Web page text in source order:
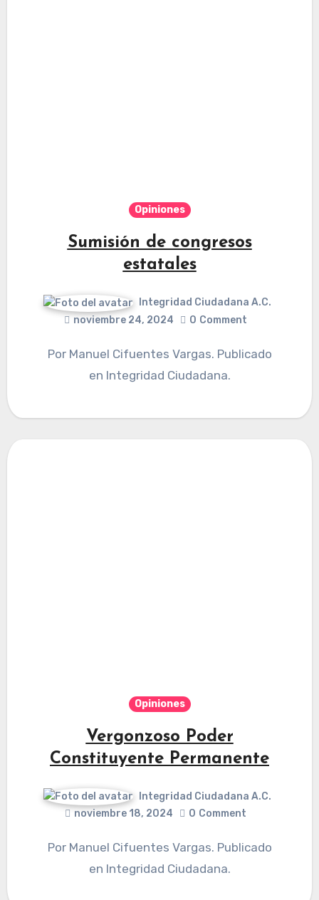
Opiniones
Sumisión de congresos
estatales
Integridad Ciudadana A.C.
noviembre 24, 2024
0 Comment
Por Manuel Cifuentes Vargas. Publicado
en Integridad Ciudadana.
Opiniones
Vergonzoso Poder
Constituyente Permanente
Integridad Ciudadana A.C.
noviembre 18, 2024
0 Comment
Por Manuel Cifuentes Vargas. Publicado
en Integridad Ciudadana.